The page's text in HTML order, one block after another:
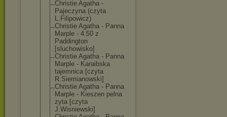
Christie Agatha -
Pajeczyna (czyta
L.Filipowicz)
Christie Agatha - Panna
Marple - 4.50 z
Paddington
[sluchowisko]
Christie Agatha - Panna
Marple - Karaibska
tajemnica [czyta
R.Siemianowski]
Christie Agatha - Panna
Marple - Kieszen pelna
zyta [czyta
J.Wisniewski]